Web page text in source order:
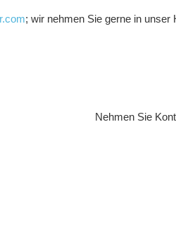
; wir nehmen Sie gerne in unser
Nehmen Sie